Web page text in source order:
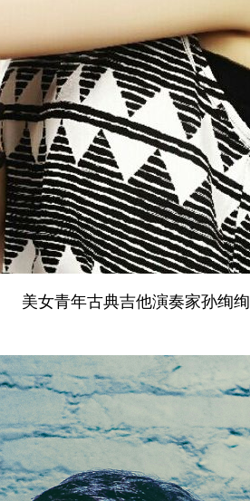
美女青年古典吉他演奏家孙绚绚